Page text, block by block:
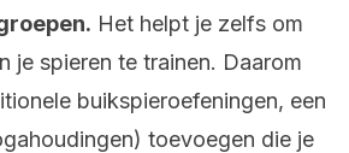
Het helpt je zelfs om
je spieren te trainen. Daarom
buikspieroefeningen, een
toevoegen die je